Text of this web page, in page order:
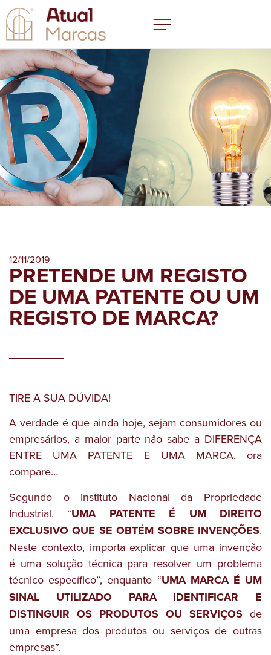
12/11/2019
PRETENDE UM REGISTO
DE UMA PATENTE OU UM
REGISTO DE MARCA?
TIRE A SUA DÚVIDA!
A verdade é que ainda hoje, sejam consumidores ou
empresários, a maior parte não sabe a DIFERENÇA
ENTRE UMA PATENTE E UMA MARCA, ora
compare…
Segundo o Instituto Nacional da Propriedade
Industrial, “UMA PATENTE É UM DIREITO
EXCLUSIVO QUE SE OBTÉM SOBRE INVENÇÕES.
Neste contexto, importa explicar que uma invenção
é uma solução técnica para resolver um problema
técnico específico”, enquanto “UMA MARCA É UM
SINAL UTILIZADO PARA IDENTIFICAR E
DISTINGUIR OS PRODUTOS OU SERVIÇOS de
uma empresa dos produtos ou serviços de outras
empresas”.